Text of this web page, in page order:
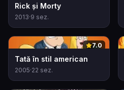
Rick și Morty
2013·9 sez.
0 7.0
Tată în stil american
2005·22 sez.
0